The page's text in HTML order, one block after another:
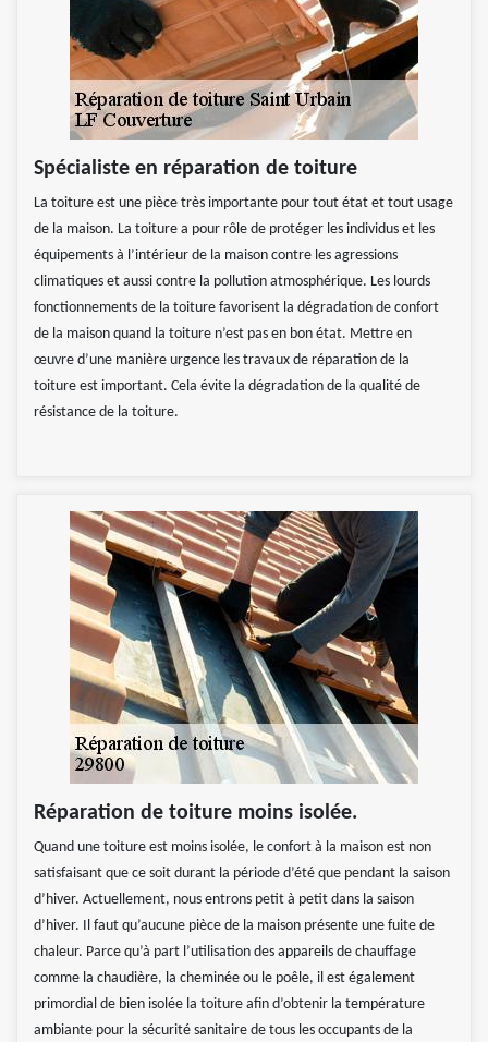
Spécialiste en réparation de toiture
La toiture est une pièce très importante pour tout état et tout usage
de la maison. La toiture a pour rôle de protéger les individus et les
équipements à l’intérieur de la maison contre les agressions
climatiques et aussi contre la pollution atmosphérique. Les lourds
fonctionnements de la toiture favorisent la dégradation de confort
de la maison quand la toiture n’est pas en bon état. Mettre en
œuvre d’une manière urgence les travaux de réparation de la
toiture est important. Cela évite la dégradation de la qualité de
résistance de la toiture.
Réparation de toiture moins isolée.
Quand une toiture est moins isolée, le confort à la maison est non
satisfaisant que ce soit durant la période d’été que pendant la saison
d’hiver. Actuellement, nous entrons petit à petit dans la saison
d’hiver. Il faut qu’aucune pièce de la maison présente une fuite de
chaleur. Parce qu’à part l’utilisation des appareils de chauffage
comme la chaudière, la cheminée ou le poêle, il est également
primordial de bien isolée la toiture afin d’obtenir la température
ambiante pour la sécurité sanitaire de tous les occupants de la